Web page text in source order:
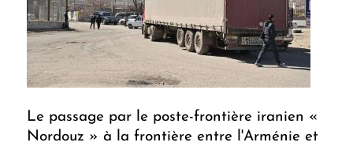
Le passage par le poste-frontière iranien «
Nordouz » à la frontière entre l'Arménie et